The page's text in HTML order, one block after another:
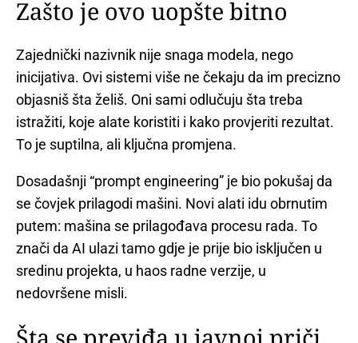
Zašto je ovo uopšte bitno
Zajednički nazivnik nije snaga modela, nego
inicijativa. Ovi sistemi više ne čekaju da im precizno
objasniš šta želiš. Oni sami odlučuju šta treba
istražiti, koje alate koristiti i kako provjeriti rezultat.
To je suptilna, ali ključna promjena.
Dosadašnji “prompt engineering” je bio pokušaj da
se čovjek prilagodi mašini. Novi alati idu obrnutim
putem: mašina se prilagođava procesu rada. To
znači da AI ulazi tamo gdje je prije bio isključen u
sredinu projekta, u haos radne verzije, u
nedovršene misli.
Šta se previđa u javnoj priči